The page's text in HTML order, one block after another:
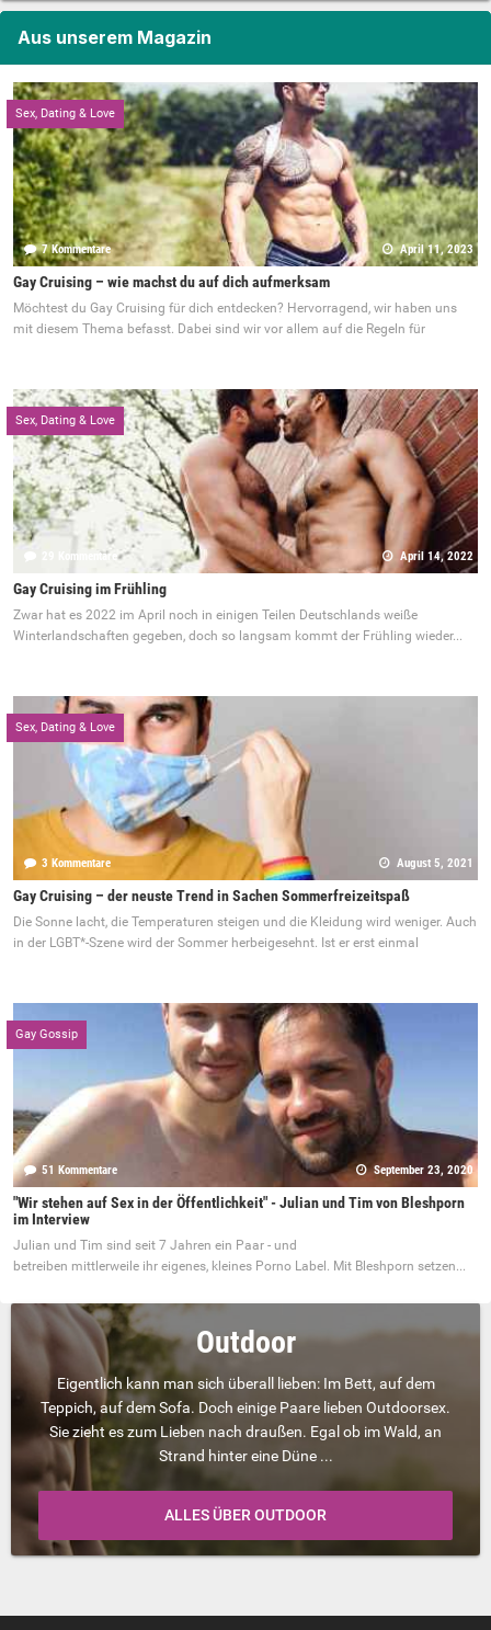
Aus unserem Magazin
Sex, Dating & Love
7 Kommentare April 11, 2023
Gay Cruising – wie machst du auf dich aufmerksam
Möchtest du Gay Cruising für dich entdecken? Hervorragend, wir haben uns
mit diesem Thema befasst. Dabei sind wir vor allem auf die Regeln für
Sex, Dating & Love
29 Kommentare April 14, 2022
Gay Cruising im Frühling
Zwar hat es 2022 im April noch in einigen Teilen Deutschlands weiße
Winterlandschaften gegeben, doch so langsam kommt der Frühling wieder...
Sex, Dating & Love
3 Kommentare August 5, 2021
Gay Cruising – der neuste Trend in Sachen Sommerfreizeitspaß
Die Sonne lacht, die Temperaturen steigen und die Kleidung wird weniger. Auch
in der LGBT*-Szene wird der Sommer herbeigesehnt. Ist er erst einmal
Gay Gossip
51 Kommentare September 23, 2020
"Wir stehen auf Sex in der Öffentlichkeit" - Julian und Tim von Bleshporn
im Interview
Julian und Tim sind seit 7 Jahren ein Paar - und
betreiben mittlerweile ihr eigenes, kleines Porno Label. Mit Bleshporn setzen...
Outdoor
Eigentlich kann man sich überall lieben: Im Bett, auf dem
Teppich, auf dem Sofa. Doch einige Paare lieben Outdoorsex.
Sie zieht es zum Lieben nach draußen. Egal ob im Wald, an
Strand hinter eine Düne ...
ALLES ÜBER OUTDOOR